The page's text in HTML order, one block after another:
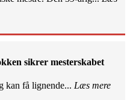
sikrer mesterskabet
kan få lignende... Læs mere